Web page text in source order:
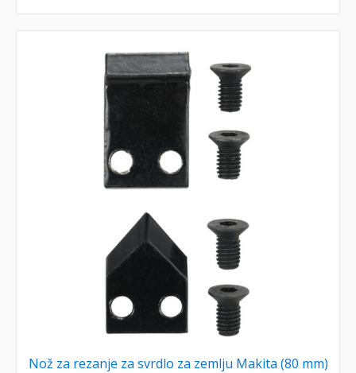
Nož za rezanje za svrdlo za zemlju Makita (80 mm)